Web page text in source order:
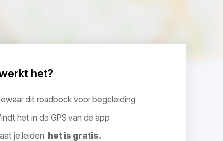
het?
dit roadbook voor begeleiding
het in de GPS van de app
je leiden, het is gratis.